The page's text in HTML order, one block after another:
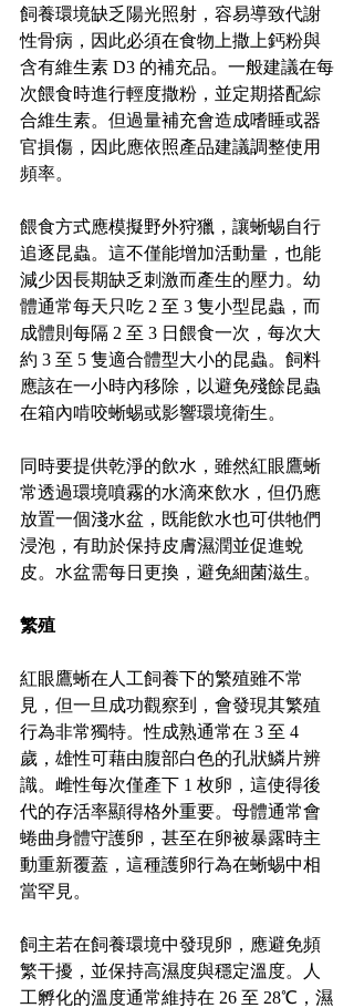
飼養環境缺乏陽光照射，容易導致代謝
性骨病，因此必須在食物上撒上鈣粉與
含有維生素 D3 的補充品。一般建議在每
次餵食時進行輕度撒粉，並定期搭配綜
合維生素。但過量補充會造成嗜睡或器
官損傷，因此應依照產品建議調整使用
頻率。
餵食方式應模擬野外狩獵，讓蜥蜴自行
追逐昆蟲。這不僅能增加活動量，也能
減少因長期缺乏刺激而產生的壓力。幼
體通常每天只吃 2 至 3 隻小型昆蟲，而
成體則每隔 2 至 3 日餵食一次，每次大
約 3 至 5 隻適合體型大小的昆蟲。飼料
應該在一小時內移除，以避免殘餘昆蟲
在箱內啃咬蜥蜴或影響環境衛生。
同時要提供乾淨的飲水，雖然紅眼鷹蜥
常透過環境噴霧的水滴來飲水，但仍應
放置一個淺水盆，既能飲水也可供牠們
浸泡，有助於保持皮膚濕潤並促進蛻
皮。水盆需每日更換，避免細菌滋生。
繁殖
紅眼鷹蜥在人工飼養下的繁殖雖不常
見，但一旦成功觀察到，會發現其繁殖
行為非常獨特。性成熟通常在 3 至 4
歲，雄性可藉由腹部白色的孔狀鱗片辨
識。雌性每次僅產下 1 枚卵，這使得後
代的存活率顯得格外重要。母體通常會
蜷曲身體守護卵，甚至在卵被暴露時主
動重新覆蓋，這種護卵行為在蜥蜴中相
當罕見。
飼主若在飼養環境中發現卵，應避免頻
繁干擾，並保持高濕度與穩定溫度。人
工孵化的溫度通常維持在 26 至 28℃，濕